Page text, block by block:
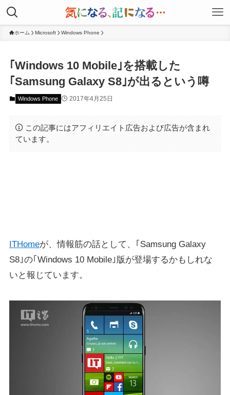
ホーム Microsoft Windows Phone
｢Windows 10 Mobile｣を搭載した
｢Samsung Galaxy S8｣が出るという噂
Windows Phone 2017年4月25日
この記事にはアフィリエイト広告および広告が含まれ
ています。
ITHomeが、情報筋の話として、｢Samsung Galaxy
S8｣の｢Windows 10 Mobile｣版が登場するかもしれな
いと報じています。